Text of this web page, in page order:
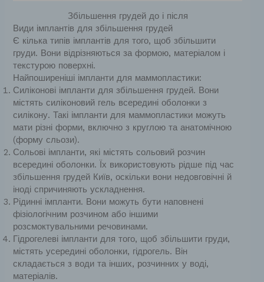
Збільшення грудей до і після
Види імплантів для збільшення грудей
Є кілька типів імплантів для того, щоб збільшити
груди. Вони відрізняються за формою, матеріалом і
текстурою поверхні.
Найпоширеніші імпланти для маммопластики:
Силіконові імпланти для збільшення грудей. Вони
містять силіконовий гель всередині оболонки з
силікону. Такі імпланти для маммопластики можуть
мати різні форми, включно з круглою та анатомічною
(форму сльози).
Сольові імпланти, які містять сольовий розчин
всередині оболонки. Їх використовують рідше під час
збільшення грудей Київ, оскільки вони недовговічні й
іноді спричиняють ускладнення.
Рідинні імпланти. Вони можуть бути наповнені
фізіологічним розчином або іншими
розсмоктувальними речовинами.
Гідрогелеві імпланти для того, щоб збільшити груди,
містять усередині оболонки, гідрогель. Він
складається з води та інших, розчинних у воді,
матеріалів.